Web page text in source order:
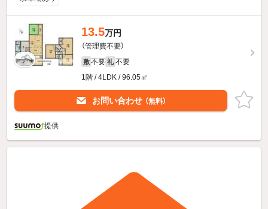
13.5万円
（管理費不要）
敷 不要 礼 不要
1階 / 4LDK / 96.05㎡
お問い合わせ （無料）
提供